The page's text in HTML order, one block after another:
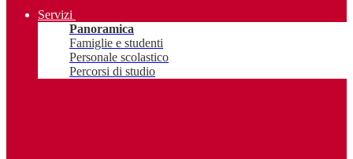
Servizi
Panoramica
Famiglie e studenti
Personale scolastico
Percorsi di studio